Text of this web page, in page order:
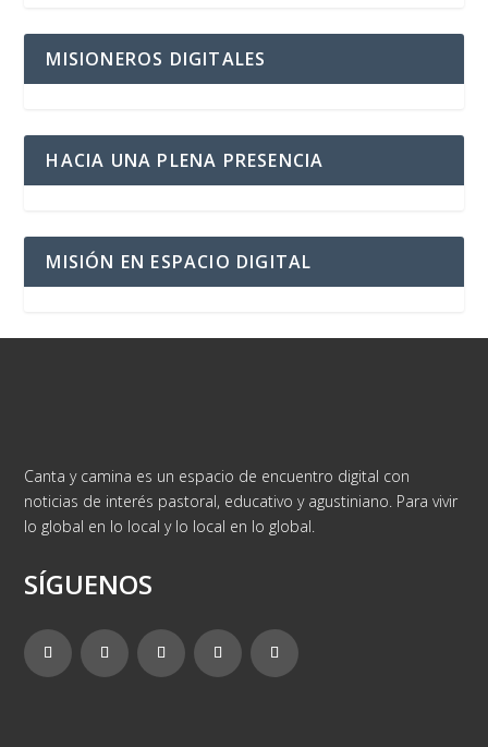
MISIONEROS DIGITALES
HACIA UNA PLENA PRESENCIA
MISIÓN EN ESPACIO DIGITAL
Canta y camina es un espacio de encuentro digital con
noticias de interés pastoral, educativo y agustiniano. Para vivir
lo global en lo local y lo local en lo global.
SÍGUENOS